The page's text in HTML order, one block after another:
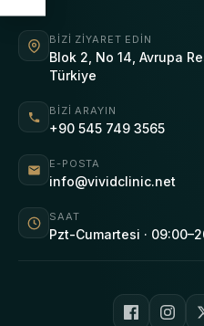
BIZI ZIYARET EDIN
Blok 2, No 14, Avrupa
Türkiye
BIZI ARAYIN
+90 545 749 3565
E-POSTA
info@vividclinic.net
SAAT
Pzt-Cumartesi ·